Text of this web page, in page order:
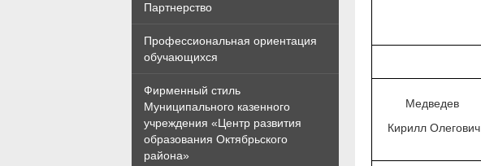
Партнерство
Профессиональная ориентация
обучающихся
Фирменный стиль
Муниципального казенного
учреждения «Центр развития
образования Октябрьского
района»
Медведев
Кирилл Олегович